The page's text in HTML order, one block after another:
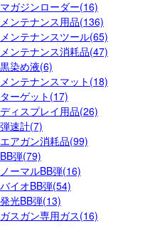
マガジンローダー(16)
メンテナンス用品(136)
メンテナンスツール(65)
メンテナンス消耗品(47)
黒染め液(6)
メンテナンスマット(18)
ターゲット(17)
ディスプレイ用品(26)
弾速計(7)
エアガン消耗品(99)
BB弾(79)
ノーマルBB弾(16)
バイオBB弾(54)
発光BB弾(13)
ガスガン専用ガス(16)